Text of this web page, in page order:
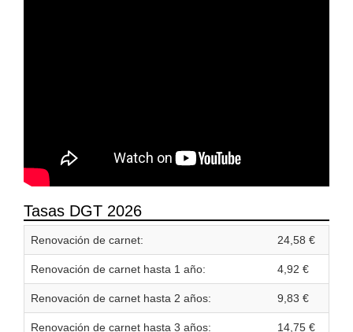
Tasas DGT 2026
Renovación de carnet: 24,58 €
Renovación de carnet hasta 1 año: 4,92 €
Renovación de carnet hasta 2 años: 9,83 €
Renovación de carnet hasta 3 años: 14,75 €